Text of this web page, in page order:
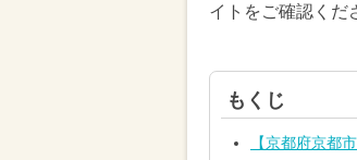
イトをご確認くだ
もくじ
【京都府京都